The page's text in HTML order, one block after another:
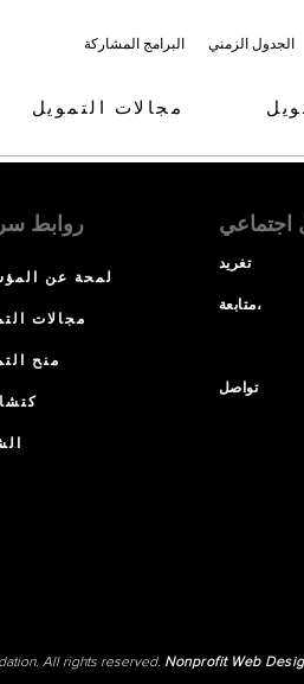
البرامج المشاركة الجدول الزمني
مجالات التمويل
روابط
لمحة عن
مجالات
منح
اجتماعي
تغريد
متابعة،
تواصل
All rights reserved. Nonprofit Web